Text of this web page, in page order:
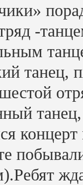
-
танец,